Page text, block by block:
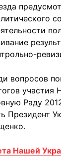
вопросов
участия
Раду
Президент
Нашей